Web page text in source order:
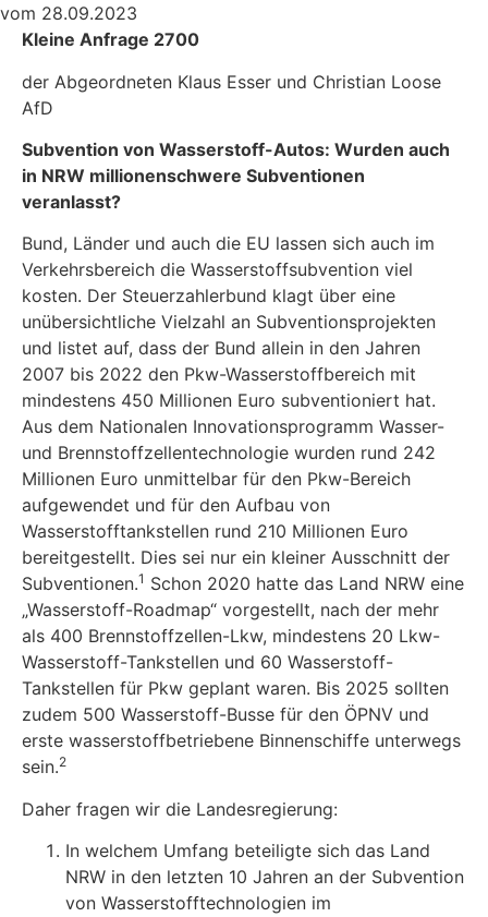
vom 28.09.2023
Kleine Anfrage 2700
der Abgeordneten Klaus Esser und Christian Loose
AfD
Subvention von Wasserstoff-Autos: Wurden auch
in NRW millionenschwere Subventionen
veranlasst?
Bund, Länder und auch die EU lassen sich auch im
Verkehrsbereich die Wasserstoffsubvention viel
kosten. Der Steuerzahlerbund klagt über eine
unübersichtliche Vielzahl an Subventionsprojekten
und listet auf, dass der Bund allein in den Jahren
2007 bis 2022 den Pkw-Wasserstoffbereich mit
mindestens 450 Millionen Euro subventioniert hat.
Aus dem Nationalen Innovationsprogramm Wasser-
und Brennstoffzellentechnologie wurden rund 242
Millionen Euro unmittelbar für den Pkw-Bereich
aufgewendet und für den Aufbau von
Wasserstofftankstellen rund 210 Millionen Euro
bereitgestellt. Dies sei nur ein kleiner Ausschnitt der
Subventionen.1 Schon 2020 hatte das Land NRW eine
„Wasserstoff-Roadmap“ vorgestellt, nach der mehr
als 400 Brennstoffzellen-Lkw, mindestens 20 Lkw-
Wasserstoff-Tankstellen und 60 Wasserstoff-
Tankstellen für Pkw geplant waren. Bis 2025 sollten
zudem 500 Wasserstoff-Busse für den ÖPNV und
erste wasserstoffbetriebene Binnenschiffe unterwegs
sein.2
Daher fragen wir die Landesregierung:
In welchem Umfang beteiligte sich das Land
NRW in den letzten 10 Jahren an der Subvention
von Wasserstofftechnologien im